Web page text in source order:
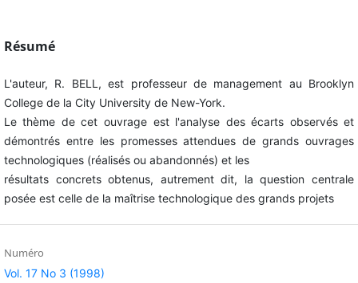
Résumé
L'auteur, R. BELL, est professeur de management au Brooklyn
College de la City University de New-York.
Le thème de cet ouvrage est l'analyse des écarts observés et
démontrés entre les promesses attendues de grands ouvrages
technologiques (réalisés ou abandonnés) et les
résultats concrets obtenus, autrement dit, la question centrale
posée est celle de la maîtrise technologique des grands projets
Numéro
Vol. 17 No 3 (1998)